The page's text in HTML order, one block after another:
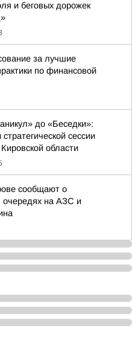
и беговых дорожек
за лучшие
по финансовой
до «Беседки»:
сессии
области
сообщают о
очередях на АЗС и